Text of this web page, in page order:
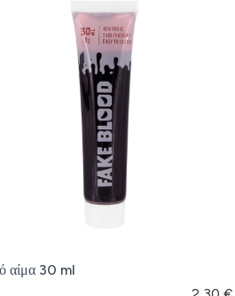
αίμα 30 ml